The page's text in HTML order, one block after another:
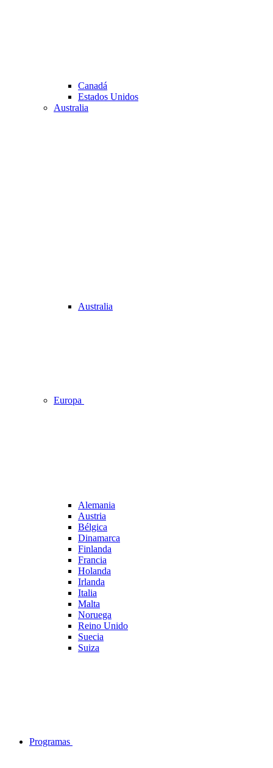
Canadá
Estados Unidos
Australia
Australia
Europa
Alemania
Austria
Bélgica
Dinamarca
Finlanda
Francia
Holanda
Irlanda
Italia
Malta
Noruega
Reino Unido
Suecia
Suiza
Programas